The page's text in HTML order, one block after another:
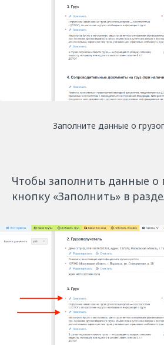
Заполните данные о
Чтобы заполнить данные о
кнопку «Заполнить» в